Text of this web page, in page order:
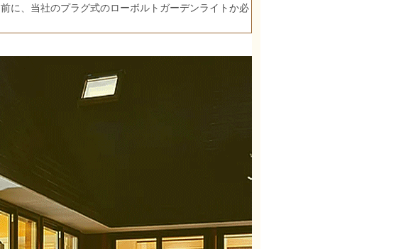
に、当社のプラグ式のローボルトガーデンライトか必